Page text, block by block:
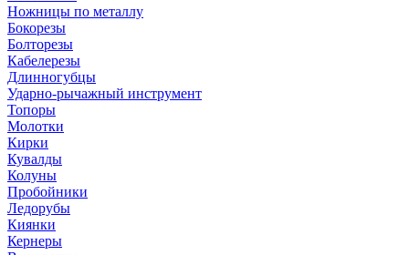
Ножницы по металлу
Бокорезы
Болторезы
Кабелерезы
Длинногубцы
Ударно-рычажный инструмент
Топоры
Молотки
Кирки
Кувалды
Колуны
Пробойники
Ледорубы
Киянки
Кернеры